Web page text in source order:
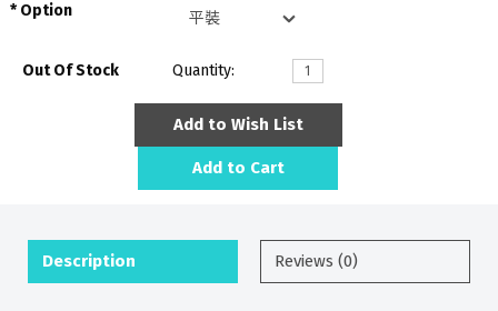
Option
Out Of Stock Quantity:
Add to Wish List
Add to Cart
Description Reviews (0)